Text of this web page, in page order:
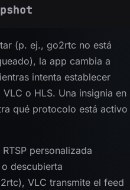
(p. ej., go2rtc no está
la app cambia a
intenta establecer
o HLS. Una insignia en
qué protocolo está activo
personalizada
descubierta
VLC transmite el feed